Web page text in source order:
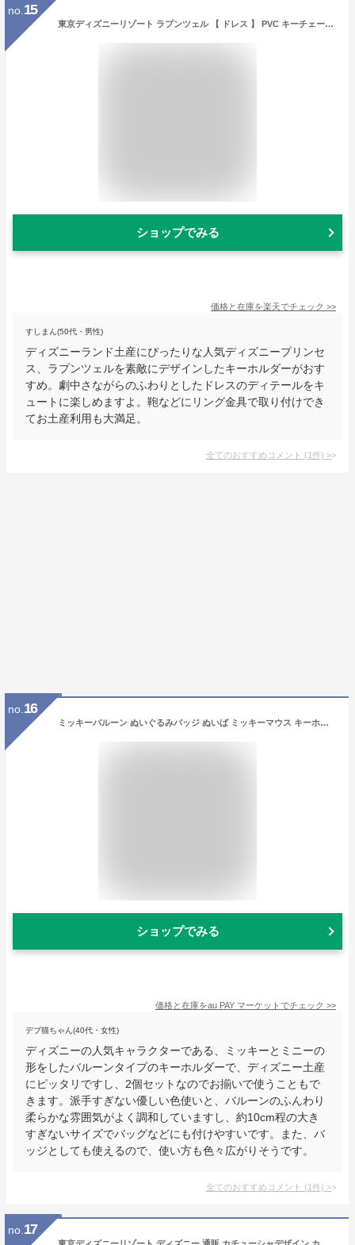
no. 15
東京ディズニーリゾート ラプンツェル 【 ドレス 】 PVC キーチェーン ディズニー 通販 おみやげ お土産 無料ギフトラッピング TDR ディズニーランド ディズニーシー キーホルダー 塔の上のラプンツェル
ショップでみる
価格と在庫を楽天でチェック >>
すしまん(50代・男性)
ディズニーランド土産にぴったりな人気ディズニープリンセ
ス、ラプンツェルを素敵にデザインしたキーホルダーがおす
すめ。劇中さながらのふわりとしたドレスのディテールをキ
ュートに楽しめますよ。鞄などにリング金具で取り付けでき
てお土産利用も大満足。
全てのおすすめコメント (1件) >
no. 16
ミッキーバルーン ぬいぐるみバッジ ぬいば ミッキーマウス キーホルダー ディズニーリゾート お土産 プレゼント TDL TDS 風船
ショップでみる
価格と在庫をau PAY マーケット でチェック >>
デブ猫ちゃん(40代・女性)
ディズニーの人気キャラクターである、ミッキーとミニーの
形をしたバルーンタイプのキーホルダーで、ディズニー土産
にピッタリですし、2個セットなのでお揃いで使うこともで
きます。派手すぎない優しい色使いと、バルーンのふんわり
柔らかな雰囲気がよく調和していますし、約10cm程の大き
すぎないサイズでバッグなどにも付けやすいです。また、バ
ッジとしても使えるので、使い方も色々広がりそうです。
全てのおすすめコメント (1件) >
no. 17